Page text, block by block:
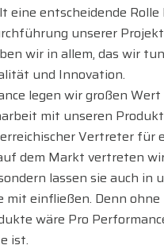
eine entscheidende Rolle
unserer
wir in allem, das wir
und Innovation.
legen wir großen
mit unseren
Vertreter für
dem Markt vertreten
lassen sie auch in
mit einfließen. Denn ohne
wäre Pro
ist.